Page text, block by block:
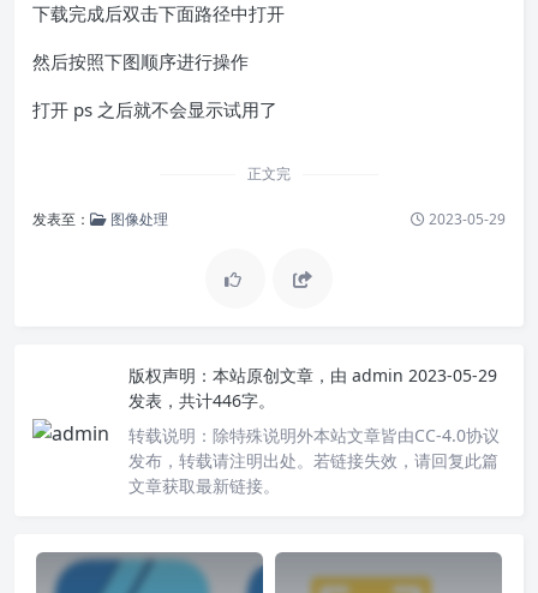
下载完成后双击下面路径中打开
然后按照下图顺序进行操作
打开 ps 之后就不会显示试用了
正文完
发表至： 图像处理 2023-05-29
版权声明： 本站原创文章，由 admin 2023-05-29
发表，共计446字。
转载说明： 除特殊说明外本站文章皆由CC-4.0协议
发布，转载请注明出处。若链接失效，请回复此篇
文章获取最新链接。